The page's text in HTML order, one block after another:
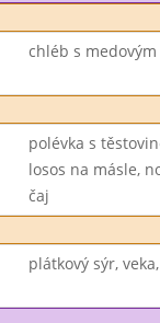
chléb s
polévka s
losos na másle,
čaj
plátkový sýr,